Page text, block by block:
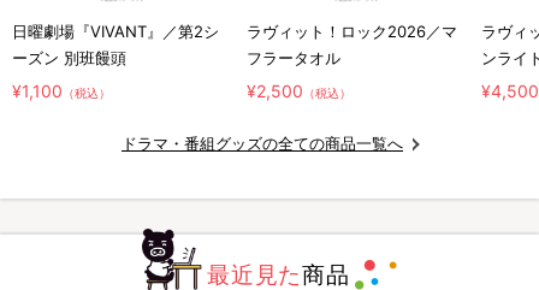
日曜劇場『VIVANT』／第2シ
ーズン 別班饅頭
¥1,100 （税込）
ラヴィット！ロック2026／マ
フラータオル
¥2,500 （税込）
ラヴィ
ンライ
¥4,500
ドラマ・番組グッズの全ての商品一覧へ
最近見た商品